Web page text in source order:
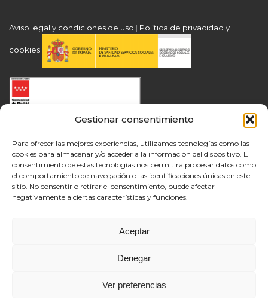
Gestionar consentimiento
Para ofrecer las mejores experiencias, utilizamos tecnologías como las
cookies para almacenar y/o acceder a la información del dispositivo. El
consentimiento de estas tecnologías nos permitirá procesar datos como
el comportamiento de navegación o las identificaciones únicas en este
sitio. No consentir o retirar el consentimiento, puede afectar
negativamente a ciertas características y funciones.
Aceptar
Denegar
Ver preferencias
Aviso legal y condiciones de uso | Política de privacidad y
cookies